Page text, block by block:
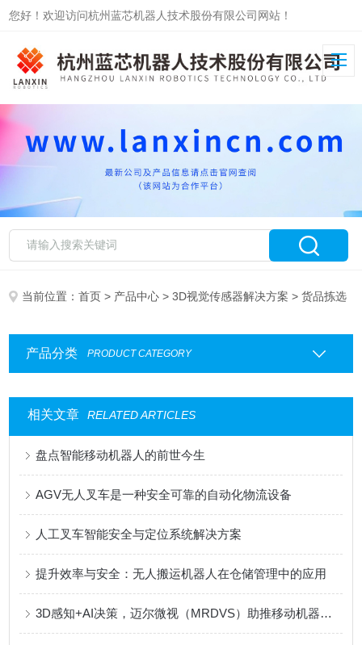
您好！欢迎访问杭州蓝芯机器人技术股份有限公司网站！
当前位置：首页 > 产品中心 >3D视觉传感器解决方案 > 货品拣选
产品分类 PRODUCT CATEGORY
相关文章 RELATED ARTICLES
盘点智能移动机器人的前世今生
AGV无人叉车是一种安全可靠的自动化物流设备
人工叉车智能安全与定位系统解决方案
提升效率与安全：无人搬运机器人在仓储管理中的应用
3D感知+AI决策，迈尔微视（MRDVS）助推移动机器人安全再提升